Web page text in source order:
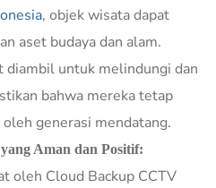
, objek wisata dapat
aset budaya dan alam.
diambil untuk melindungi dan
bahwa mereka tetap
generasi mendatang.
Aman dan Positif:
oleh Cloud Backup CCTV